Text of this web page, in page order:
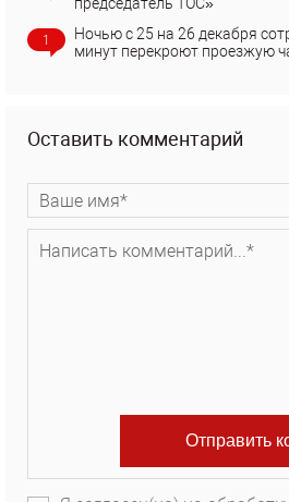
председатель ТОС»
1
Ночью с 25 на 26 декабря
минут перекроют проезжую
Оставить комментарий